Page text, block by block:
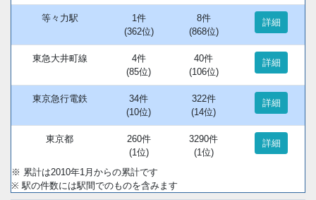
等々力駅
1件
(362位)
8件
(868位)
詳細
東急大井町線
4件
(85位)
40件
(106位)
詳細
東京急行電鉄
34件
(10位)
322件
(14位)
詳細
東京都
260件
(1位)
3290件
(1位)
詳細
※ 累計は2010年1月からの累計です
※ 駅の件数には駅間でのものを含みます